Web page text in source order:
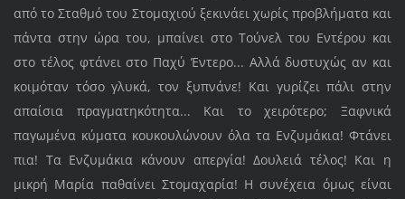
από το Σταθμό του Στομαχιού ξεκινάει χωρίς προβλήματα και
πάντα στην ώρα του, μπαίνει στο Τούνελ του Εντέρου και
στο τέλος φτάνει στο Παχύ Έντερο... Αλλά δυστυχώς αν και
κοιμόταν τόσο γλυκά, τον ξυπνάνε! Και γυρίζει πάλι στην
απαίσια πραγματηκότητα... Και το χειρότερο; Ξαφνικά
παγωμένα κύματα κουκουλώνουν όλα τα Ενζυμάκια! Φτάνει
πια! Τα Ενζυμάκια κάνουν απεργία! Δουλειά τέλος! Και η
μικρή Μαρία παθαίνει Στομαχαρία! Η συνέχεια όμως είναι